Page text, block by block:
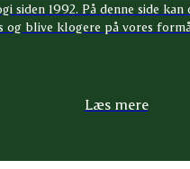
siden 1992. På denne side
og blive klogere på vores
Læs mere